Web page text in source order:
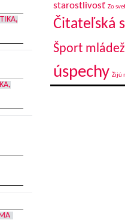
starostlivosť Zo
Čitateľská
Šport
úspechy Žijú